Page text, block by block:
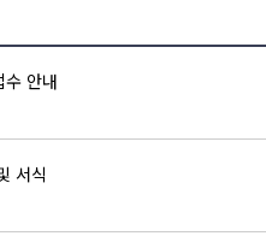
안내
서식